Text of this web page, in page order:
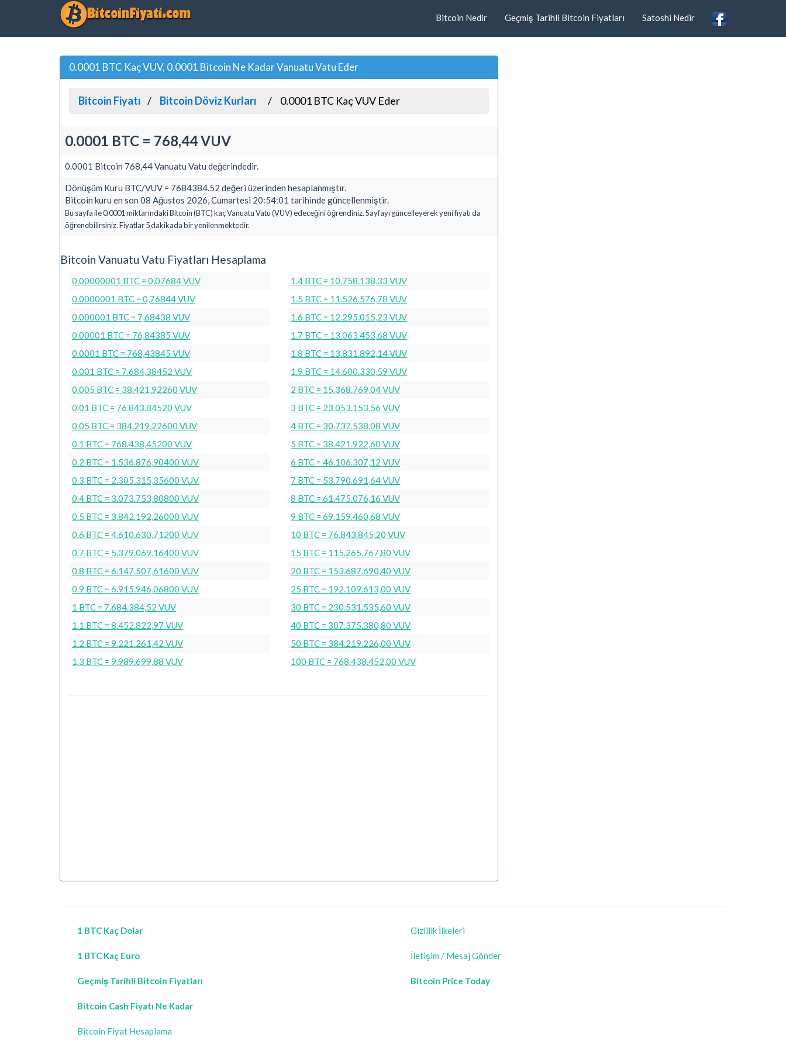
Bitcoin Nedir Geçmiş Tarihli Bitcoin Fiyatları Satoshi Nedir
0.0001 BTC Kaç VUV, 0.0001 Bitcoin Ne Kadar Vanuatu Vatu Eder
Bitcoin Fiyatı Bitcoin Döviz Kurları 0.0001 BTC Kaç VUV Eder
0.0001 BTC = 768,44 VUV
0.0001 Bitcoin 768,44 Vanuatu Vatu değerindedir.
Dönüşüm Kuru BTC/VUV = 7684384.52 değeri üzerinden hesaplanmıştır.
Bitcoin kuru en son 08 Ağustos 2026, Cumartesi 20:54:01 tarihinde güncellenmiştir.
Bu sayfa ile 0.0001 miktarındaki Bitcoin (BTC) kaç Vanuatu Vatu (VUV) edeceğini öğrendiniz. Sayfayı güncelleyerek yeni fiyatı da
öğrenebilirsiniz. Fiyatlar 5 dakikada bir yenilenmektedir.
Bitcoin Vanuatu Vatu Fiyatları Hesaplama
0.00000001 BTC = 0,07684 VUV
0.0000001 BTC = 0,76844 VUV
0.000001 BTC = 7,68438 VUV
0.00001 BTC = 76,84385 VUV
0.0001 BTC = 768,43845 VUV
0.001 BTC = 7.684,38452 VUV
0.005 BTC = 38.421,92260 VUV
0.01 BTC = 76.843,84520 VUV
0.05 BTC = 384.219,22600 VUV
0.1 BTC = 768.438,45200 VUV
0.2 BTC = 1.536.876,90400 VUV
0.3 BTC = 2.305.315,35600 VUV
0.4 BTC = 3.073.753,80800 VUV
0.5 BTC = 3.842.192,26000 VUV
0.6 BTC = 4.610.630,71200 VUV
0.7 BTC = 5.379.069,16400 VUV
0.8 BTC = 6.147.507,61600 VUV
0.9 BTC = 6.915.946,06800 VUV
1 BTC = 7.684.384,52 VUV
1.1 BTC = 8.452.822,97 VUV
1.2 BTC = 9.221.261,42 VUV
1.3 BTC = 9.989.699,88 VUV
1.4 BTC = 10.758.138,33 VUV
1.5 BTC = 11.526.576,78 VUV
1.6 BTC = 12.295.015,23 VUV
1.7 BTC = 13.063.453,68 VUV
1.8 BTC = 13.831.892,14 VUV
1.9 BTC = 14.600.330,59 VUV
2 BTC = 15.368.769,04 VUV
3 BTC = 23.053.153,56 VUV
4 BTC = 30.737.538,08 VUV
5 BTC = 38.421.922,60 VUV
6 BTC = 46.106.307,12 VUV
7 BTC = 53.790.691,64 VUV
8 BTC = 61.475.076,16 VUV
9 BTC = 69.159.460,68 VUV
10 BTC = 76.843.845,20 VUV
15 BTC = 115.265.767,80 VUV
20 BTC = 153.687.690,40 VUV
25 BTC = 192.109.613,00 VUV
30 BTC = 230.531.535,60 VUV
40 BTC = 307.375.380,80 VUV
50 BTC = 384.219.226,00 VUV
100 BTC = 768.438.452,00 VUV
1 BTC Kaç Dolar
1 BTC Kaç Euro
Geçmiş Tarihli Bitcoin Fiyatları
Bitcoin Cash Fiyatı Ne Kadar
Bitcoin Fiyat Hesaplama
Gizlilik İlkeleri
İletişim / Mesaj Gönder
Bitcoin Price Today